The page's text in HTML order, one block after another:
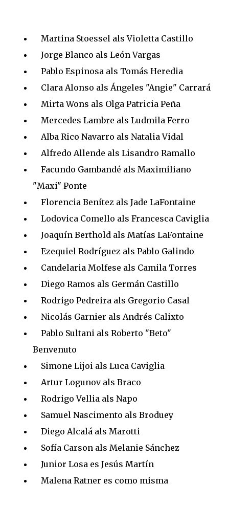
Martina Stoessel als Violetta Castillo
Jorge Blanco als León Vargas
Pablo Espinosa als Tomás Heredia
Clara Alonso als Ángeles "Angie" Carrará
Mirta Wons als Olga Patricia Peña
Mercedes Lambre als Ludmila Ferro
Alba Rico Navarro als Natalia Vidal
Alfredo Allende als Lisandro Ramallo
Facundo Gambandé als Maximiliano
"Maxi" Ponte
Florencia Benítez als Jade LaFontaine
Lodovica Comello als Francesca Caviglia
Joaquín Berthold als Matías LaFontaine
Ezequiel Rodríguez als Pablo Galindo
Candelaria Molfese als Camila Torres
Diego Ramos als Germán Castillo
Rodrigo Pedreira als Gregorio Casal
Nicolás Garnier als Andrés Calixto
Pablo Sultani als Roberto "Beto"
Benvenuto
Simone Lijoi als Luca Caviglia
Artur Logunov als Braco
Rodrigo Vellia als Napo
Samuel Nascimento als Broduey
Diego Alcalá als Marotti
Sofía Carson als Melanie Sánchez
Junior Losa es Jesús Martín
Malena Ratner es como misma